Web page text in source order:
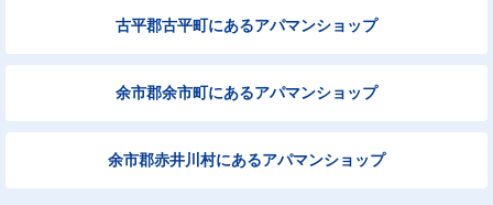
古平郡古平町にあるアパマンショップ
余市郡余市町にあるアパマンショップ
余市郡赤井川村にあるアパマンショップ